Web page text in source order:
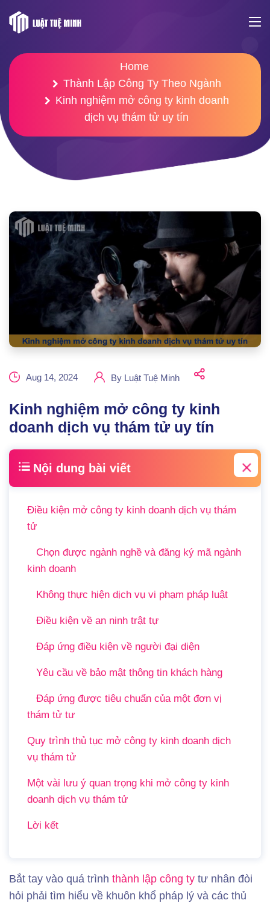
Home
Thành Lập Công Ty Theo Ngành
Kinh nghiệm mở công ty kinh doanh
dịch vụ thám tử uy tín
Aug 14, 2024 By Luật Tuệ Minh
Kinh nghiệm mở công ty kinh
doanh dịch vụ thám tử uy tín
Nội dung bài viết
Điều kiện mở công ty kinh doanh dịch vụ thám
tử
Chọn được ngành nghề và đăng ký mã ngành
kinh doanh
Không thực hiện dịch vụ vi phạm pháp luật
Điều kiện về an ninh trật tự
Đáp ứng điều kiện về người đại diện
Yêu cầu về bảo mật thông tin khách hàng
Đáp ứng được tiêu chuẩn của một đơn vị
thám tử tư
Quy trình thủ tục mở công ty kinh doanh dịch
vụ thám tử
Một vài lưu ý quan trọng khi mở công ty kinh
doanh dịch vụ thám tử
Lời kết
Bắt tay vào quá trình thành lập công ty tư nhân đòi
hỏi phải tìm hiểu về khuôn khổ pháp lý và các thủ